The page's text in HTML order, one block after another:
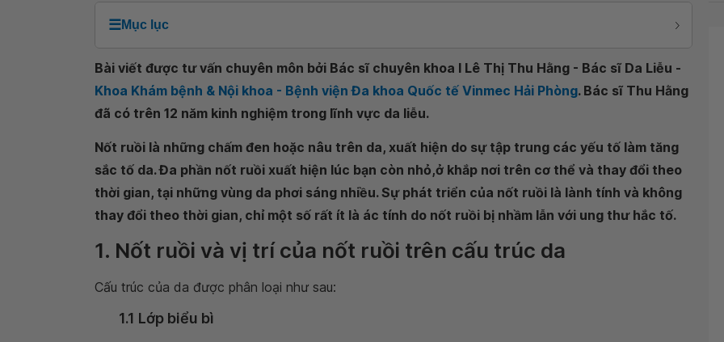
☰Mục lục
Bài viết được tư vấn chuyên môn bởi Bác sĩ chuyên khoa I Lê Thị Thu Hằng - Bác sĩ Da Liễu -
Khoa Khám bệnh & Nội khoa - Bệnh viện Đa khoa Quốc tế Vinmec Hải Phòng. Bác sĩ Thu Hằng
đã có trên 12 năm kinh nghiệm trong lĩnh vực da liễu.
Nốt ruồi là những chấm đen hoặc nâu trên da, xuất hiện do sự tập trung các yếu tố làm tăng
sắc tố da. Đa phần nốt ruồi xuất hiện lúc bạn còn nhỏ,ở khắp nơi trên cơ thể và thay đổi theo
thời gian, tại những vùng da phơi sáng nhiều. Sự phát triển của nốt ruồi là lành tính và không
thay đổi theo thời gian, chỉ một số rất ít là ác tính do nốt ruồi bị nhầm lẫn với ung thư hắc tố.
1. Nốt ruồi và vị trí của nốt ruồi trên cấu trúc da
Cấu trúc của da được phân loại như sau:
1.1 Lớp biểu bì